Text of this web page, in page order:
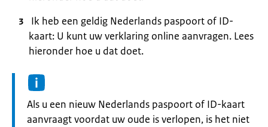
Ik heb een geldig Nederlands paspoort of ID-
kaart: U kunt uw verklaring online aanvragen. Lees
hieronder hoe u dat doet.
Informatie:
Als u een nieuw Nederlands paspoort of ID-kaart
aanvraagt voordat uw oude is verlopen, is het niet